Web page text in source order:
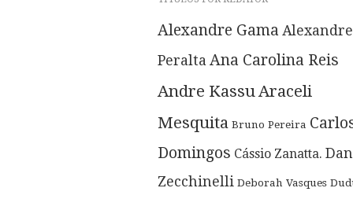
Alexandre Gama Alexandre
Peralta Ana Carolina Reis
Andre Kassu Araceli
Mesquita Bruno Pereira
Domingos Cássio Zanatta. Dan
Zecchinelli Deborah Vasques